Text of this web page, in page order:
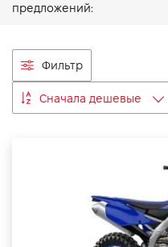
предложений:
Фильтр
Сначала дешевые
VIDI Карьера
Контакты
Підпишись на